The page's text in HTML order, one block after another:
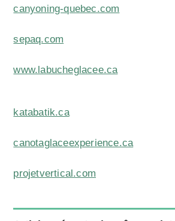
canyoning-quebec.com
sepaq.com
www.labucheglacee.ca
katabatik.ca
canotaglaceexperience.ca
projetvertical.com